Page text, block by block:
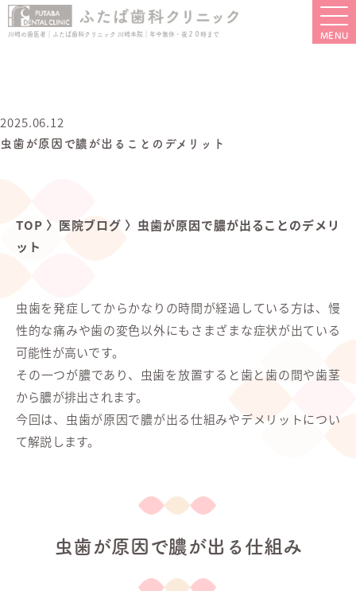
川崎の歯医者｜ふたば歯科クリニック 川崎本院｜年中無休・夜２０時まで
2025.06.12
虫歯が原因で膿が出ることのデメリット
TOP 〉 医院ブログ 〉 虫歯が原因で膿が出ることのデメリ
ット
虫歯を発症してからかなりの時間が経過している方は、慢
性的な痛みや歯の変色以外にもさまざまな症状が出ている
可能性が高いです。
その一つが膿であり、虫歯を放置すると歯と歯の間や歯茎
から膿が排出されます。
今回は、虫歯が原因で膿が出る仕組みやデメリットについ
て解説します。
虫歯が原因で膿が出る仕組み